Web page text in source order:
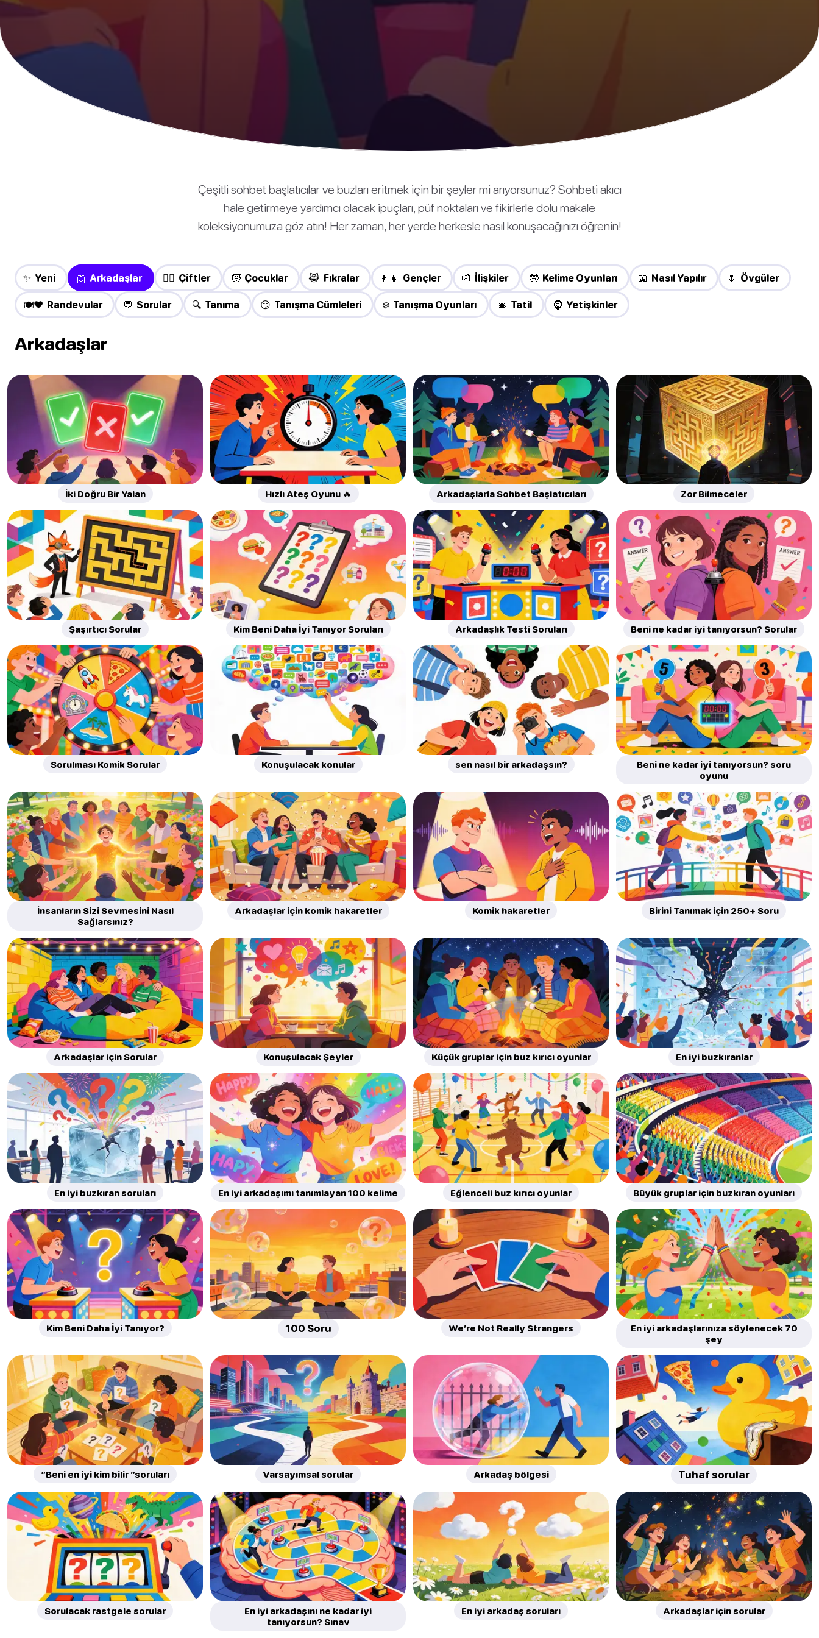
Çeşitli sohbet başlatıcılar ve buzları eritmek için bir şeyler mi arıyorsunuz? Sohbeti akıcı
hale getirmeye yardımcı olacak ipuçları, püf noktaları ve fikirlerle dolu makale
koleksiyonumuza göz atın! Her zaman, her yerde herkesle nasıl konuşacağınızı öğrenin!
✨ Yeni 👯 Arkadaşlar ❤️‍🔥 Çiftler 🧒 Çocuklar 😹 Fıkralar 👦👧 Gençler 💏 İlişkiler 🤓 Kelime Oyunları 📖 Nasıl Yapılır 🌷 Övgüler
🍽️❤️ Randevular 💬 Sorular 🔍 Tanıma 😏 Tanışma Cümleleri ❄️ Tanışma Oyunları 🎄 Tatil 🧔 Yetişkinler
Arkadaşlar
İki Doğru Bir Yalan Hızlı Ateş Oyunu 🔥 Arkadaşlarla Sohbet Başlatıcıları Zor Bilmeceler
Şaşırtıcı Sorular Kim Beni Daha İyi Tanıyor Soruları Arkadaşlık Testi Soruları Beni ne kadar iyi tanıyorsun? Sorular
Sorulması Komik Sorular Konuşulacak konular sen nasıl bir arkadaşsın?
Beni ne kadar iyi tanıyorsun? soru
oyunu
İnsanların Sizi Sevmesini Nasıl
Sağlarsınız?
Arkadaşlar için komik hakaretler Komik hakaretler Birini Tanımak için 250+ Soru
Arkadaşlar için Sorular Konuşulacak Şeyler Küçük gruplar için buz kırıcı oyunlar En iyi buzkıranlar
En iyi buzkıran soruları En iyi arkadaşımı tanımlayan 100 kelime Eğlenceli buz kırıcı oyunlar Büyük gruplar için buzkıran oyunları
Kim Beni Daha İyi Tanıyor? 100 Soru We’re Not Really Strangers
En iyi arkadaşlarınıza söylenecek 70
şey
“Beni en iyi kim bilir ”soruları Varsayımsal sorular Arkadaş bölgesi Tuhaf sorular
Sorulacak rastgele sorular
En iyi arkadaşını ne kadar iyi
tanıyorsun? Sınav
En iyi arkadaş soruları Arkadaşlar için sorular